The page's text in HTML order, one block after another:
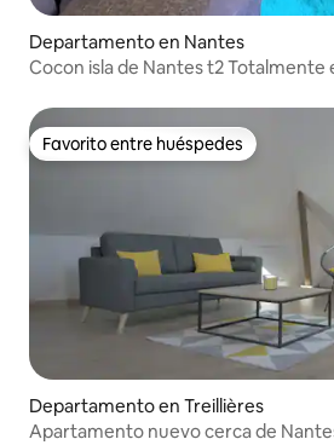
Departamento en Nantes
Cocon isla de Nantes t2 Totalmente
Favorito entre huéspedes
Favorito entre huéspedes
Departamento en Treillières
Apartamento nuevo cerca de